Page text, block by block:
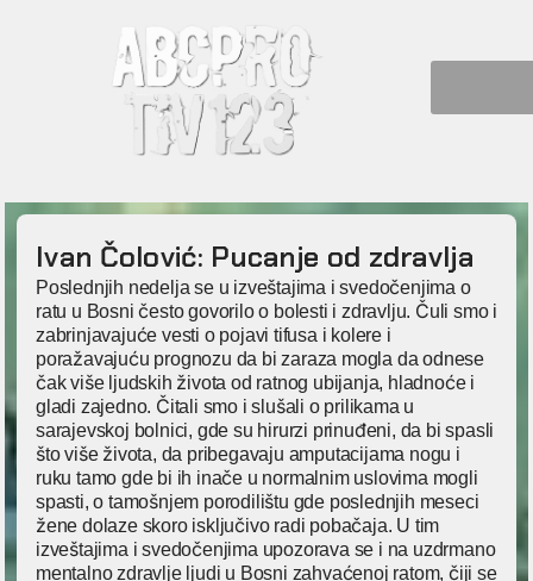
Ivan Čolović: Pucanje od zdravlja
Poslednjih nedelja se u izveštajima i svedočenjima o
ratu u Bosni često govorilo o bolesti i zdravlju. Čuli smo i
zabrinjavajuće vesti o pojavi tifusa i kolere i
poražavajuću prognozu da bi zaraza mogla da odnese
čak više ljudskih života od ratnog ubijanja, hladnoće i
gladi zajedno. Čitali smo i slušali o prilikama u
sarajevskoj bolnici, gde su hirurzi prinuđeni, da bi spasli
što više života, da pribegavaju amputacijama nogu i
ruku tamo gde bi ih inače u normalnim uslovima mogli
spasti, o tamošnjem porodilištu gde poslednjih meseci
žene dolaze skoro isključivo radi pobačaja. U tim
izveštajima i svedočenjima upozorava se i na uzdrmano
mentalno zdravlje ljudi u Bosni zahvaćenoj ratom, čiji se